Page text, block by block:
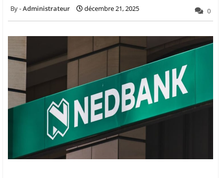
Administrateur décembre 21, 2025 0